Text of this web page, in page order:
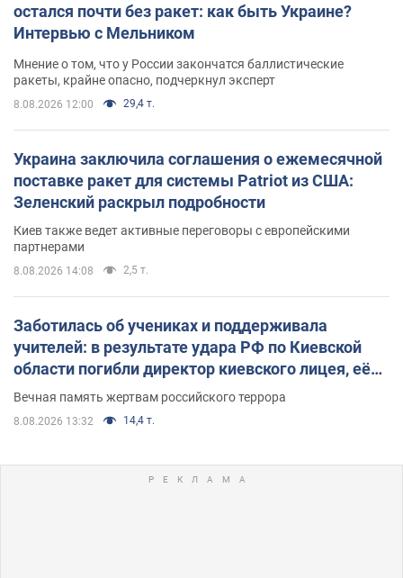
остался почти без ракет: как быть Украине?
Интервью с Мельником
Мнение о том, что у России закончатся баллистические
ракеты, крайне опасно, подчеркнул эксперт
8.08.2026 12:00 29,4 т.
Украина заключила соглашения о ежемесячной
поставке ракет для системы Patriot из США:
Зеленский раскрыл подробности
Киев также ведет активные переговоры с европейскими
партнерами
8.08.2026 14:08 2,5 т.
Заботилась об учениках и поддерживала
учителей: в результате удара РФ по Киевской
области погибли директор киевского лицея, её
муж и внук
Вечная память жертвам российского террора
8.08.2026 13:32 14,4 т.